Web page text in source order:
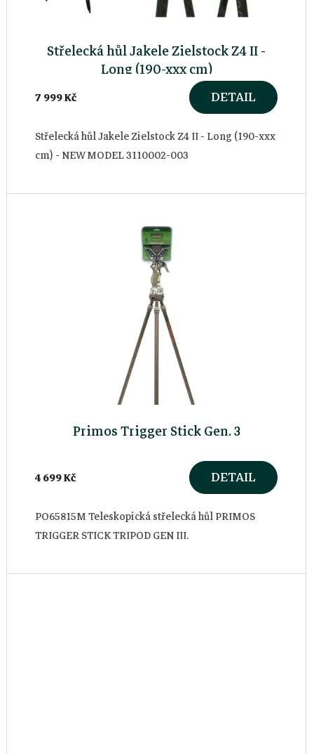
Střelecká hůl Jakele Zielstock Z4 II -
Long (190-xxx cm)
7 999 Kč DETAIL
Střelecká hůl Jakele Zielstock Z4 II - Long (190-xxx
cm) - NEW MODEL 3110002-003
Primos Trigger Stick Gen. 3
4 699 Kč DETAIL
PO65815M Teleskopická střelecká hůl PRIMOS
TRIGGER STICK TRIPOD GEN III.